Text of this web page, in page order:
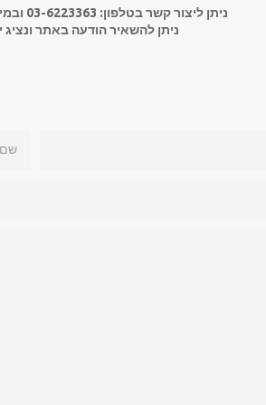
ניתן ליצור קשר בטלפון: 03-6223363 ובמייל
ניתן להשאיר הודעה באתר